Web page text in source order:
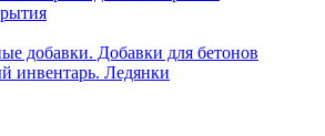
добавки. Добавки для бетонов
инвентарь. Ледянки